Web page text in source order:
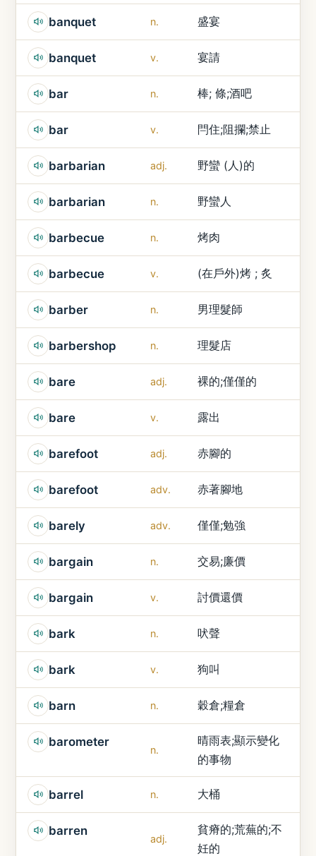
banquet n. 盛宴
banquet v. 宴請
bar n. 棒; 條;酒吧
bar v. 閂住;阻攔;禁止
barbarian adj. 野蠻 (人)的
barbarian n. 野蠻人
barbecue n. 烤肉
barbecue v. (在戶外)烤 ; 炙
barber n. 男理髮師
barbershop n. 理髮店
bare adj. 裸的;僅僅的
bare v. 露出
barefoot adj. 赤腳的
barefoot adv. 赤著腳地
barely adv. 僅僅;勉強
bargain n. 交易;廉價
bargain v. 討價還價
bark n. 吠聲
bark v. 狗叫
barn n. 穀倉;糧倉
barometer
n.
晴雨表;顯示變化
的事物
barrel n. 大桶
barren
adj.
貧瘠的;荒蕪的;不
妊的